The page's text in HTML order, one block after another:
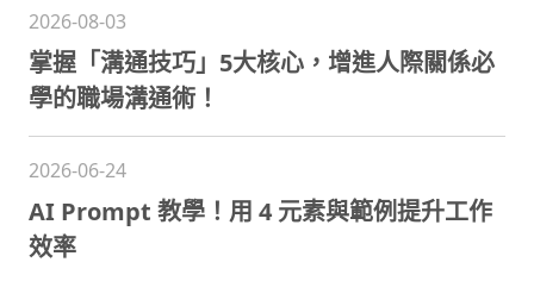
2026-08-03
掌握「溝通技巧」5大核心，增進人際關係必
學的職場溝通術！
2026-06-24
AI Prompt 教學！用 4 元素與範例提升工作
效率